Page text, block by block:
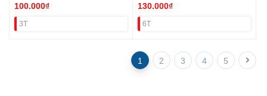
100.000₫
3T
130.000₫
6T
1 2 3 4 5